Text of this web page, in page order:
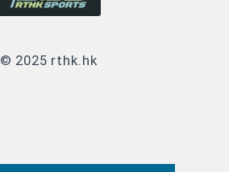
© 2025 rthk.hk